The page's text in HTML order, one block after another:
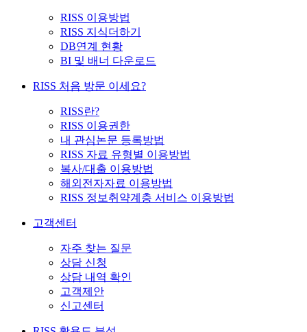
RISS 이용방법
RISS 지식더하기
DB연계 현황
BI 및 배너 다운로드
RISS 처음 방문 이세요?
RISS란?
RISS 이용권한
내 관심논문 등록방법
RISS 자료 유형별 이용방법
복사/대출 이용방법
해외전자자료 이용방법
RISS 정보취약계층 서비스 이용방법
고객센터
자주 찾는 질문
상담 신청
상담 내역 확인
고객제안
신고센터